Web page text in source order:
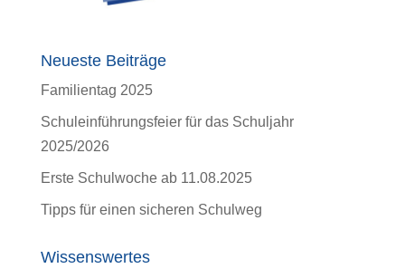
Neueste Beiträge
Familientag 2025
Schuleinführungsfeier für das Schuljahr
2025/2026
Erste Schulwoche ab 11.08.2025
Tipps für einen sicheren Schulweg
Wissenswertes